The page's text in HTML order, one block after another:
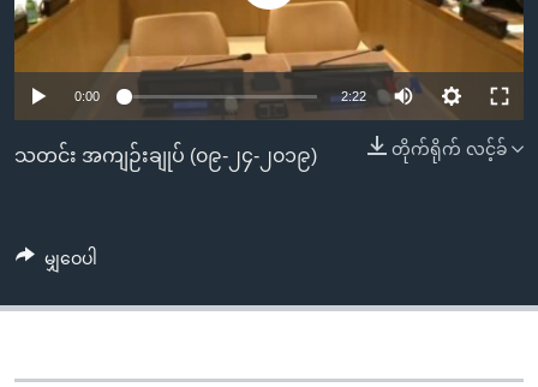
ကျော်
ကြည့်
ရန်
ပင်မ
ကြည့်
အမေရိကန်သုံးအီဒီယံ
မကြေးမုံရဲ့ အင်္ဂလိပ်စာ
ရုပ်ရှင်ထဲက အင်္ဂလိပ်စာ
သုတပဒေသာ အင်္ဂလိပ်စာ
အပတ်စဉ်ကဏ္ဍများ
ရေဒီယို
ရေဒီယိုနှင့်ရုပ်သံ အချက်အလက်များ
ရေဒီယို/တီဗွီအစီအစဉ်
Learning English
0:00 2:22
တိုက်ရိုက် လင့်ခ်
သတင်း အကျဉ်းချုပ် (၀၉-၂၄-၂၀၁၉)
မျှဝေပါ